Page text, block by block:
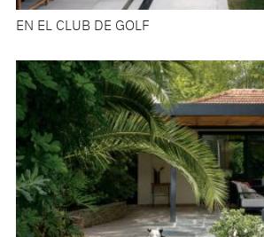
EN EL CLUB DE GOLF